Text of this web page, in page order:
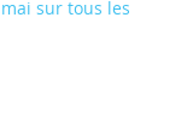
sur tous les